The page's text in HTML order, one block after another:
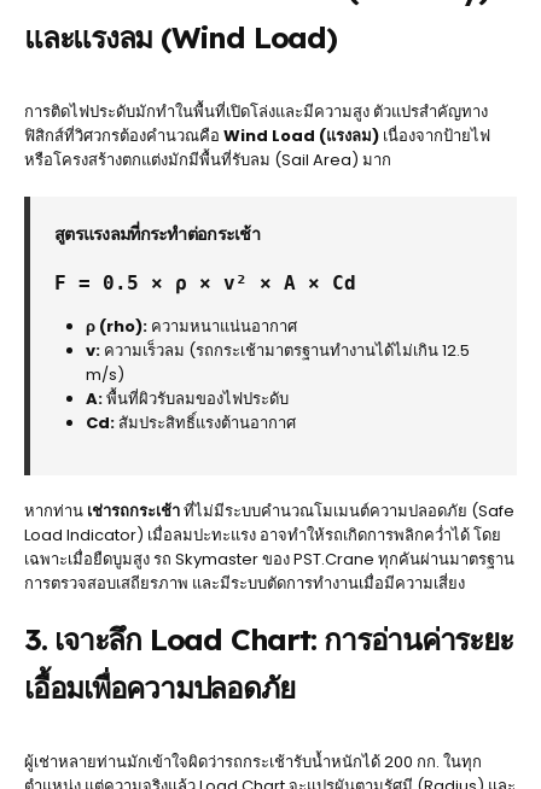
และแรงลม (Wind Load)
การติดไฟประดับมักทำในพื้นที่เปิดโล่งและมีความสูง ตัวแปรสำคัญทาง
ฟิสิกส์ที่วิศวกรต้องคำนวณคือ Wind Load (แรงลม) เนื่องจากป้ายไฟ
หรือโครงสร้างตกแต่งมักมีพื้นที่รับลม (Sail Area) มาก
สูตรแรงลมที่กระทำต่อกระเช้า
F = 0.5 × ρ × v² × A × Cd
ρ (rho): ความหนาแน่นอากาศ
v: ความเร็วลม (รถกระเช้ามาตรฐานทำงานได้ไม่เกิน 12.5
m/s)
A:พื้นที่ผิวรับลมของไฟประดับ
Cd: สัมประสิทธิ์แรงต้านอากาศ
หากท่าน เช่ารถกระเช้าที่ไม่มีระบบคำนวณโมเมนต์ความปลอดภัย (Safe
Load Indicator) เมื่อลมปะทะแรง อาจทำให้รถเกิดการพลิกคว่ำได้ โดย
เฉพาะเมื่อยืดบูมสูง รถ Skymaster ของ PST.Crane ทุกคันผ่านมาตรฐาน
การตรวจสอบเสถียรภาพ และมีระบบตัดการทำงานเมื่อมีความเสี่ยง
3. เจาะลึก Load Chart: การอ่านค่าระยะ
เอื้อมเพื่อความปลอดภัย
ผู้เช่าหลายท่านมักเข้าใจผิดว่ารถกระเช้ารับน้ำหนักได้ 200 กก. ในทุก